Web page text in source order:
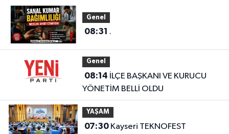
Genel
08:31 .
Genel
08:14
YÖNETİM BELLİ OLDU
YAŞAM
07:30Kayseri TEKNOFEST